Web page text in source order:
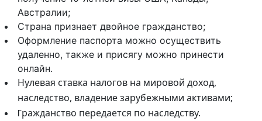
Австралии;
Страна признает двойное гражданство;
Оформление паспорта можно осуществить
удаленно, также и присягу можно принести
онлайн.
Нулевая ставка налогов на мировой доход,
наследство, владение зарубежными активами;
Гражданство передается по наследству.